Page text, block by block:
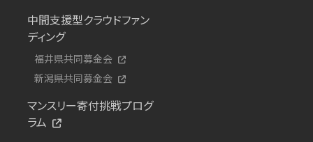
中間支援型クラウドファン
ディング
福井県共同募金会
新潟県共同募金会
マンスリー寄付挑戦プログ
ラム